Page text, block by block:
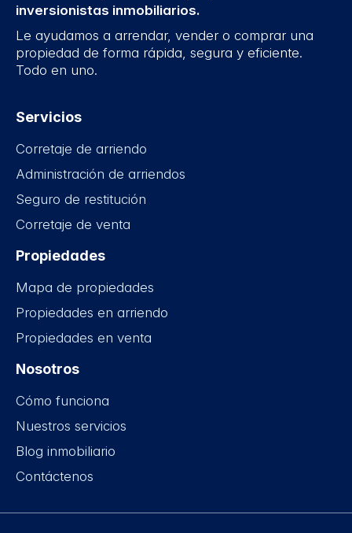
inversionistas inmobiliarios.
Le ayudamos a arrendar, vender o comprar una
propiedad de forma rápida, segura y eficiente.
Todo en uno.
Servicios
Corretaje de arriendo
Administración de arriendos
Seguro de restitución
Corretaje de venta
Propiedades
Mapa de propiedades
Propiedades en arriendo
Propiedades en venta
Nosotros
Cómo funciona
Nuestros servicios
Blog inmobiliario
Contáctenos